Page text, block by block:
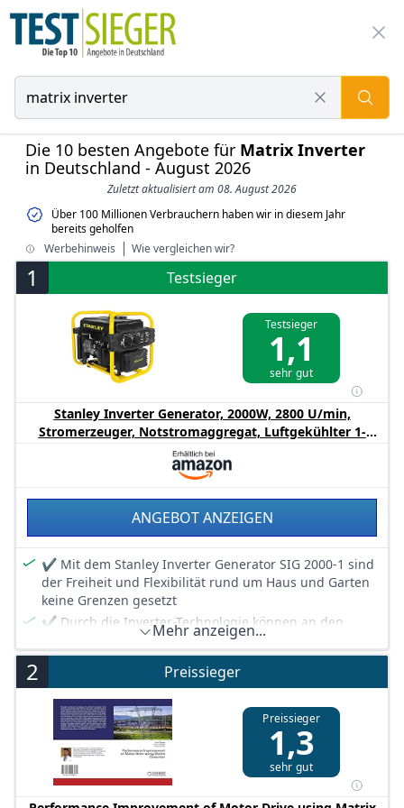
Die 10 besten Angebote für Matrix Inverter
in Deutschland - August 2026
Zuletzt aktualisiert am 08. August 2026
Über 100 Millionen Verbrauchern haben wir in diesem Jahr
bereits geholfen
Werbehinweis
Wie vergleichen wir?
1 Testsieger
Testsieger
1,1
sehr gut
Stanley Inverter Generator, 2000W, 2800 U/min,
Stromerzeuger, Notstromaggregat, Luftgekühlter 1-
Zylinder 4-Takt-Motor, 10L Kraftstofftank,
Benzinbetrieben, Seilzugstarter, 2x230V Steckdosen
ANGEBOT ANZEIGEN
✔ Mit dem Stanley Inverter Generator SIG 2000-1 sind
der Freiheit und Flexibilität rund um Haus und Garten
keine Grenzen gesetzt
✔ Durch die Inverter-Technologie können an den
Stromgenerator auch empfindliche Geräte wie Laptops
und Smartphones angeschlossen werden
✔ Maximale Leistung 2.000 Watt; Dauerleistung 1.800
Watt, 4-Takt Motor
✔ Großer Tank mit 10 Liter Volumen - 8 Stunden
Betrieb mit einer Tankfüllung bei 50% Last
✔ Weitere Produktmerkmale: Netz:230v/50hz Max.
Leistung: 2 KW Dauerleistung:1.8 KW Bohrung und
Hub(mm): 60x42 Typ der Wicklung:Kupfer luftgekühlter
Mehr anzeigen...
2 Preissieger
Preissieger
1,3
sehr gut